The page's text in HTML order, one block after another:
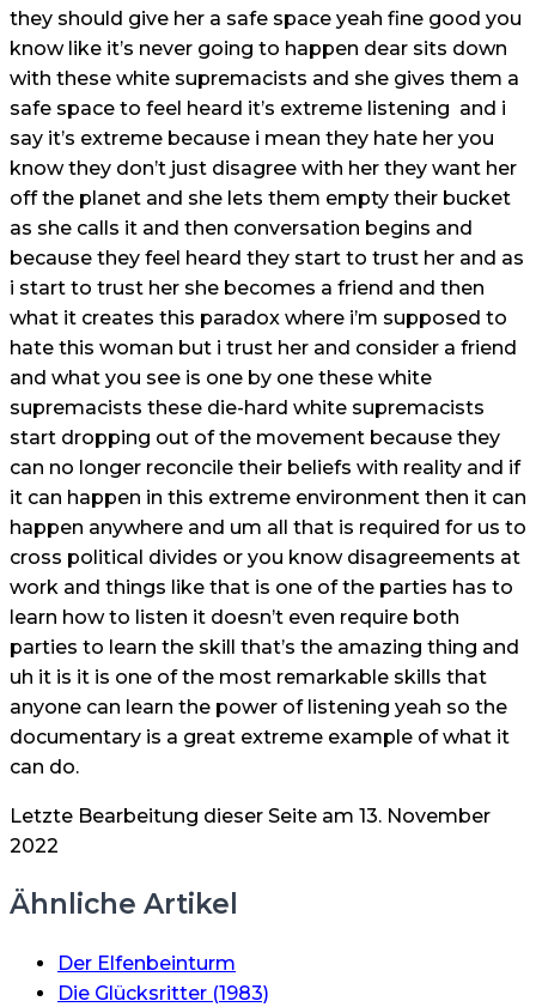
they should give her a safe space yeah fine good you
know like it’s never going to happen dear sits down
with these white supremacists and she gives them a
safe space to feel heard it’s extreme listening and i
say it’s extreme because i mean they hate her you
know they don’t just disagree with her they want her
off the planet and she lets them empty their bucket
as she calls it and then conversation begins and
because they feel heard they start to trust her and as
i start to trust her she becomes a friend and then
what it creates this paradox where i’m supposed to
hate this woman but i trust her and consider a friend
and what you see is one by one these white
supremacists these die-hard white supremacists
start dropping out of the movement because they
can no longer reconcile their beliefs with reality and if
it can happen in this extreme environment then it can
happen anywhere and um all that is required for us to
cross political divides or you know disagreements at
work and things like that is one of the parties has to
learn how to listen it doesn’t even require both
parties to learn the skill that’s the amazing thing and
uh it is it is one of the most remarkable skills that
anyone can learn the power of listening yeah so the
documentary is a great extreme example of what it
can do.
Letzte Bearbeitung dieser Seite am 13. November
2022
Ähnliche Artikel
Der Elfenbeinturm
Die Glücksritter (1983)